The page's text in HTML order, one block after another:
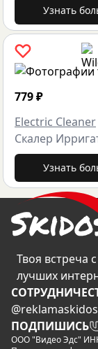
Узнать
779₽
Electric Cleaner
Скалер
Узнать
Твоя встреча
лучших
ПОДПИШИСЬ
ООО "Видео Эдс"